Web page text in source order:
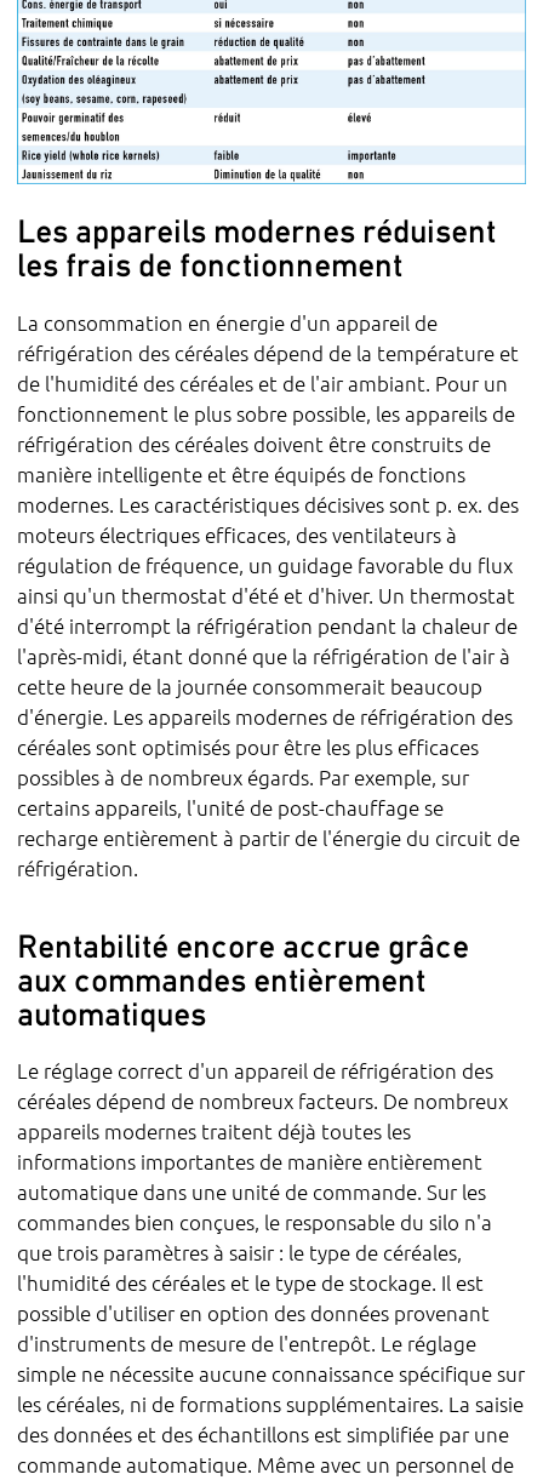
Les appareils modernes réduisent
les frais de fonctionnement
La consommation en énergie d'un appareil de
réfrigération des céréales dépend de la température et
de l'humidité des céréales et de l'air ambiant. Pour un
fonctionnement le plus sobre possible, les appareils de
réfrigération des céréales doivent être construits de
manière intelligente et être équipés de fonctions
modernes. Les caractéristiques décisives sont p. ex. des
moteurs électriques efficaces, des ventilateurs à
régulation de fréquence, un guidage favorable du flux
ainsi qu'un thermostat d'été et d'hiver. Un thermostat
d'été interrompt la réfrigération pendant la chaleur de
l'après-midi, étant donné que la réfrigération de l'air à
cette heure de la journée consommerait beaucoup
d'énergie. Les appareils modernes de réfrigération des
céréales sont optimisés pour être les plus efficaces
possibles à de nombreux égards. Par exemple, sur
certains appareils, l'unité de post-chauffage se
recharge entièrement à partir de l'énergie du circuit de
réfrigération.
Rentabilité encore accrue grâce
aux commandes entièrement
automatiques
Le réglage correct d'un appareil de réfrigération des
céréales dépend de nombreux facteurs. De nombreux
appareils modernes traitent déjà toutes les
informations importantes de manière entièrement
automatique dans une unité de commande. Sur les
commandes bien conçues, le responsable du silo n'a
que trois paramètres à saisir : le type de céréales,
l'humidité des céréales et le type de stockage. Il est
possible d'utiliser en option des données provenant
d'instruments de mesure de l'entrepôt. Le réglage
simple ne nécessite aucune connaissance spécifique sur
les céréales, ni de formations supplémentaires. La saisie
des données et des échantillons est simplifiée par une
commande automatique. Même avec un personnel de